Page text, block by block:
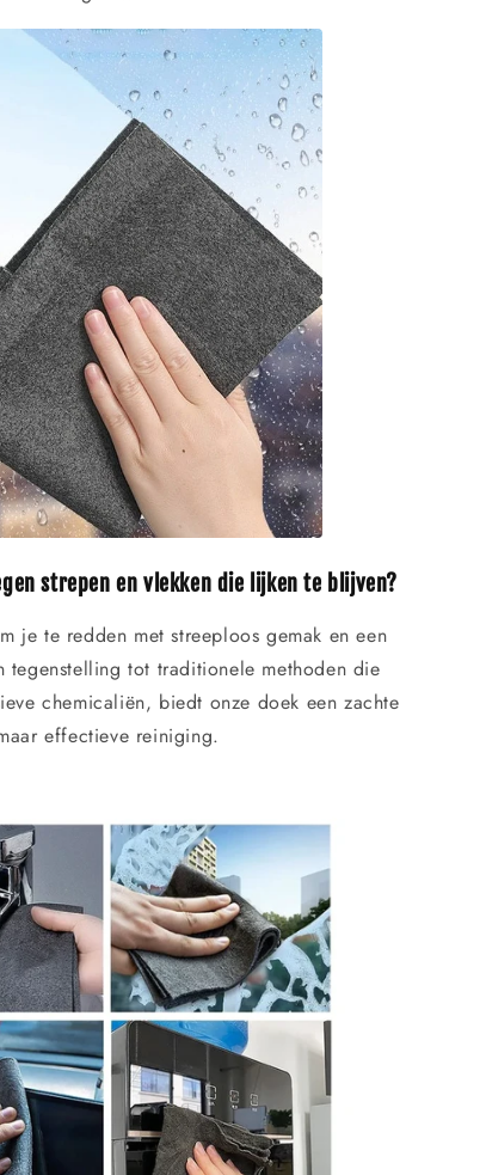
strepen en vlekken die lijken te blijven?
je te redden met streeploos gemak en een
tegenstelling tot traditionele methoden die
chemicaliën, biedt onze doek een zachte
effectieve reiniging.